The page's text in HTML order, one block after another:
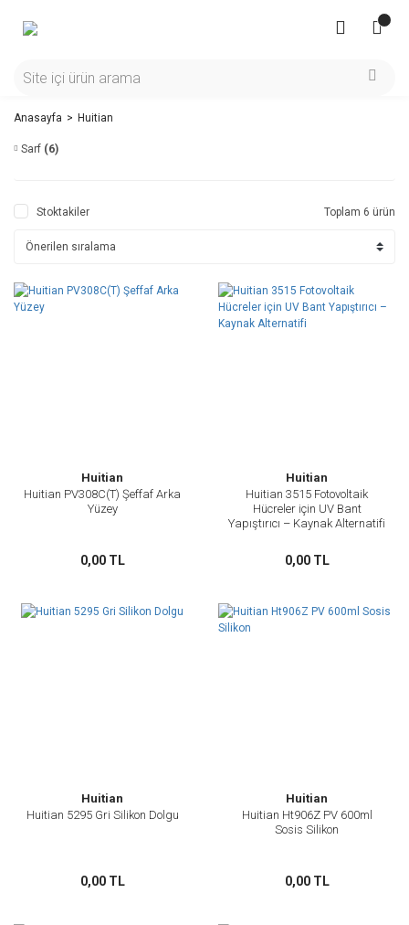
Anasayfa Huitian
Sarf (6)
Stoktakiler Toplam 6 ürün
Huitian
Huitian PV308C(T) Şeffaf Arka
Yüzey
0,00 TL
Huitian
Huitian 3515 Fotovoltaik
Hücreler için UV Bant
Yapıştırıcı – Kaynak Alternatifi
0,00 TL
Huitian
Huitian 5295 Gri Silikon Dolgu
0,00 TL
Huitian
Huitian Ht906Z PV 600ml
Sosis Silikon
0,00 TL